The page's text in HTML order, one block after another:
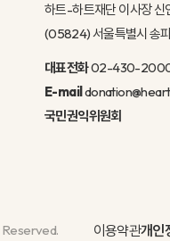
하트-하트재단 이사장 신
(05824) 서울특별시 송
대표전화02-430-
E-mail
국민권익위원회
이용약관개인